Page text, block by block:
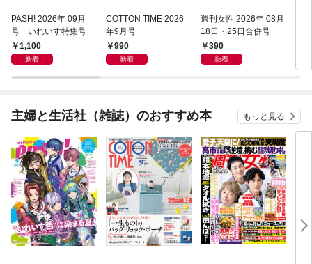
PASH! 2026年 09月
号 いれいす特集号
1,100
新着
COTTON TIME 2026
年9月号
990
新着
週刊女性 2026年 08月
18日・25日合併号
390
新着
主婦と生活社（雑誌）のおすすめ本 もっと見る